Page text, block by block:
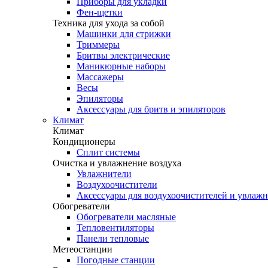
Фен-щетки
Техника для ухода за собой
Машинки для стрижки
Триммеры
Бритвы электрические
Маникюрные наборы
Массажеры
Весы
Эпиляторы
Аксессуары для бритв и эпиляторов
Климат
Климат
Кондиционеры
Сплит системы
Очистка и увлажнение воздуха
Увлажнители
Воздухоочистители
Аксессуары для воздухоочистителей и
Обогреватели
Обогреватели масляные
Тепловентиляторы
Панели тепловые
Метеостанции
Погодные станции